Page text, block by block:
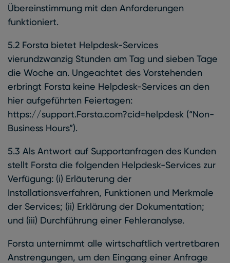
Übereinstimmung mit den Anforderungen
funktioniert.
5.2 Forsta bietet Helpdesk-Services
vierundzwanzig Stunden am Tag und sieben Tage
die Woche an. Ungeachtet des Vorstehenden
erbringt Forsta keine Helpdesk-Services an den
hier aufgeführten Feiertagen:
https://support.Forsta.com?cid=helpdesk (“Non-
Business Hours”).
5.3 Als Antwort auf Supportanfragen des Kunden
stellt Forsta die folgenden Helpdesk-Services zur
Verfügung: (i) Erläuterung der
Installationsverfahren, Funktionen und Merkmale
der Services; (ii) Erklärung der Dokumentation;
und (iii) Durchführung einer Fehleranalyse.
Forsta unternimmt alle wirtschaftlich vertretbaren
Anstrengungen, um den Eingang einer Anfrage